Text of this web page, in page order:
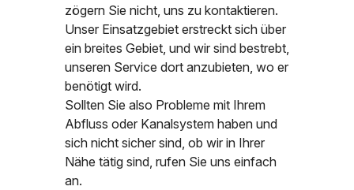
zögern Sie nicht, uns zu kontaktieren.
Unser Einsatzgebiet erstreckt sich über
ein breites Gebiet, und wir sind bestrebt,
unseren Service dort anzubieten, wo er
benötigt wird.
Sollten Sie also Probleme mit Ihrem
Abfluss oder Kanalsystem haben und
sich nicht sicher sind, ob wir in Ihrer
Nähe tätig sind, rufen Sie uns einfach
an.